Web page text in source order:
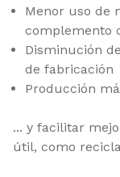
Menor uso de
complemento
Disminución
de fabricación
Producción
... y facilitar
útil, como